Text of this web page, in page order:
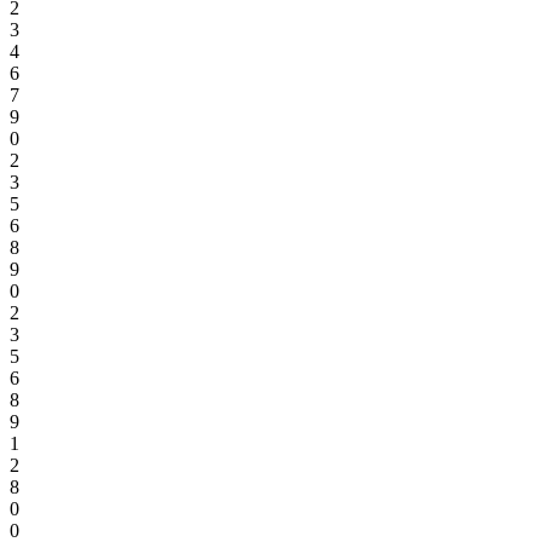
2
3
4
6
7
9
0
2
3
5
6
8
9
0
2
3
5
6
8
9
1
2
8
0
0